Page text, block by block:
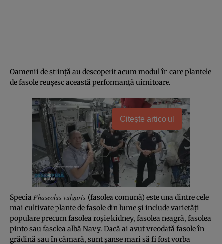
Oamenii de știință au descoperit acum modul în care plantele
de fasole reușesc această performanță uimitoare.
Citește articolul
Specia Phaseolus vulgaris (fasolea comună) este una dintre cele
mai cultivate plante de fasole din lume și include varietăți
populare precum fasolea roșie kidney, fasolea neagră, fasolea
pinto sau fasolea albă Navy. Dacă ai avut vreodată fasole în
grădină sau în cămară, sunt șanse mari să fi fost vorba